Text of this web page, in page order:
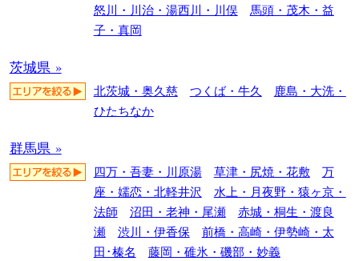
怒川・川治・湯西川・川俣
馬頭・茂木・益
子・真岡
茨城県 »
北茨城・奥久慈 つくば・牛久
鹿島・大洗・
ひたちなか
群馬県 »
四万・吾妻・川原湯 草津・尻焼・花敷
万
座・嬬恋・北軽井沢
水上・月夜野・猿ヶ京・
法師
沼田・老神・尾瀬
赤城・桐生・渡良
瀬
渋川・伊香保
前橋・高崎・伊勢崎・太
田･榛名
藤岡・碓氷・磯部・妙義